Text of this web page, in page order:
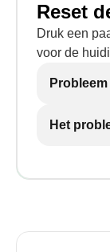
Reset
Druk een
voor de
Het